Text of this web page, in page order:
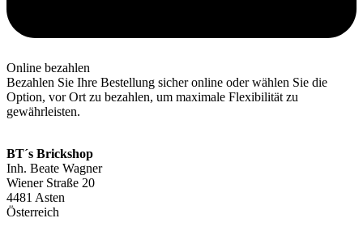
Online bezahlen
Bezahlen Sie Ihre Bestellung sicher online oder wählen Sie die
Option, vor Ort zu bezahlen, um maximale Flexibilität zu
gewährleisten.
BT´s Brickshop​
Inh. Beate Wagner
Wiener Straße 20
4481 Asten
Österreich